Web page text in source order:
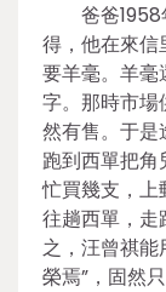
爸爸
得，他在來信
要羊毫。羊毫
字。那時市場
然有售。于是
跑到西單把角
忙買幾支，上
往趟西單，走
之，汪曾祺能
榮焉”，固然